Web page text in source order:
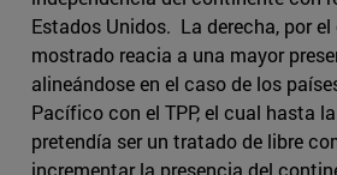
Estados Unidos. La derecha, por
mostrado reacia a una mayor
alineándose en el caso de los
Pacífico con el TPP, el cual hasta
pretendía ser un tratado de libre